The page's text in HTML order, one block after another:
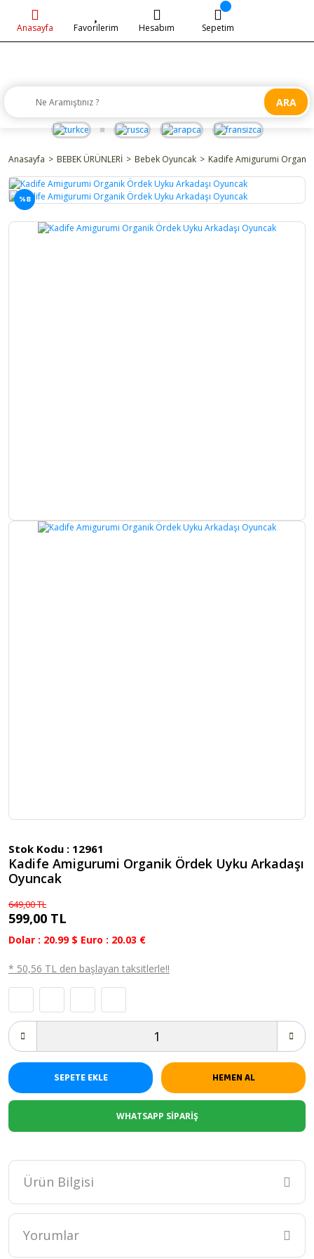
ARA
Anasayfa Favorilerim Hesabım Sepetim
Anasayfa BEBEK ÜRÜNLERİ Bebek Oyuncak Kadife Amigurumi
%8
Stok Kodu : 12961
Kadife Amigurumi Organik Ördek Uyku Arkadaşı
Oyuncak
649,00 TL
599,00 TL
Dolar : 20.99 $ Euro : 20.03 €
* 50,56 TL den başlayan taksitlerle!!
SEPETE EKLE HEMEN AL
WHATSAPP SİPARİŞ
Ürün Bilgisi
Boy cm ölçüsündedir.
Eni cm ölçüsündedir.
Yorumlar